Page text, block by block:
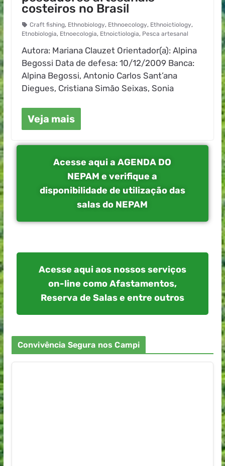
costeiros no Brasil
Craft fishing, Ethnobiology, Ethnoecology, Ethnoictiology,
Etnobiologia, Etnoecologia, Etnoictiologia, Pesca artesanal
Autora: Mariana Clauzet Orientador(a): Alpina
Begossi Data de defesa: 10/12/2009 Banca:
Alpina Begossi, Antonio Carlos Sant’ana
Diegues, Cristiana Simão Seixas, Sonia
Veja mais
Acesse aqui a AGENDA DO
NEPAM e verifique a
disponibilidade de utilização das
salas do NEPAM
Acesse aqui aos nossos serviços
on-line como Afastamentos,
Reserva de Salas e entre outros
Convivência Segura nos Campi